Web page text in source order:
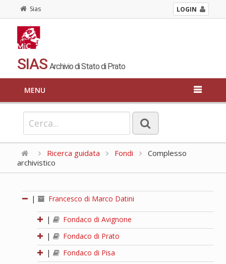
Sias LOGIN
SIAS Archivio di Stato di Prato
MENU
Ricerca guidata Fondi
Complesso
archivistico
| Francesco di Marco Datini
|
Fondaco di Avignone
|
Fondaco di Prato
|
Fondaco di Pisa